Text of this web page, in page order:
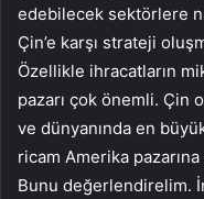
edebilecek sektörlere
Çin’e karşı strateji
Özellikle ihracatların
pazarı çok önemli. Çin
ve dünyanında en
ricam Amerika
Bunu değerlendirelim.